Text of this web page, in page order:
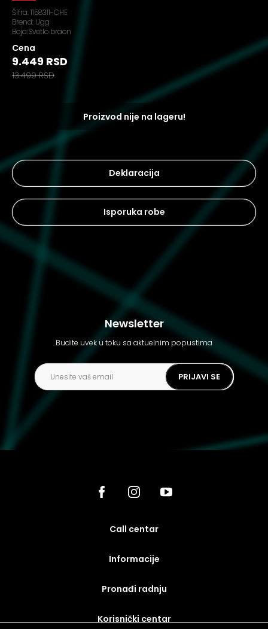
Šifra:1158311-CHE
Brend: Ugg
Boja:Svetlo braon
Cena
9.449 RSD
13.499 RSD
Proizvod nije na lageru!
Deklaracija
Isporuka robe
Newsletter
Budite uvek u toku sa aktuelnim popustima
PRIJAVI SE
call centar
Informacije
Pronađi radnju
korisnički centar